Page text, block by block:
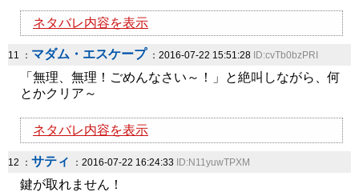
ネタバレ内容を表示
11 ： マダム・エスケープ ：2016-07-22 15:51:28 ID:cvTb0bzPRI
「無理、無理！ごめんなさい～！」と絶叫しながら、何
とかクリア～
ネタバレ内容を表示
12 ： サティ ：2016-07-22 16:24:33 ID:N11yuwTPXM
鍵が取れません！